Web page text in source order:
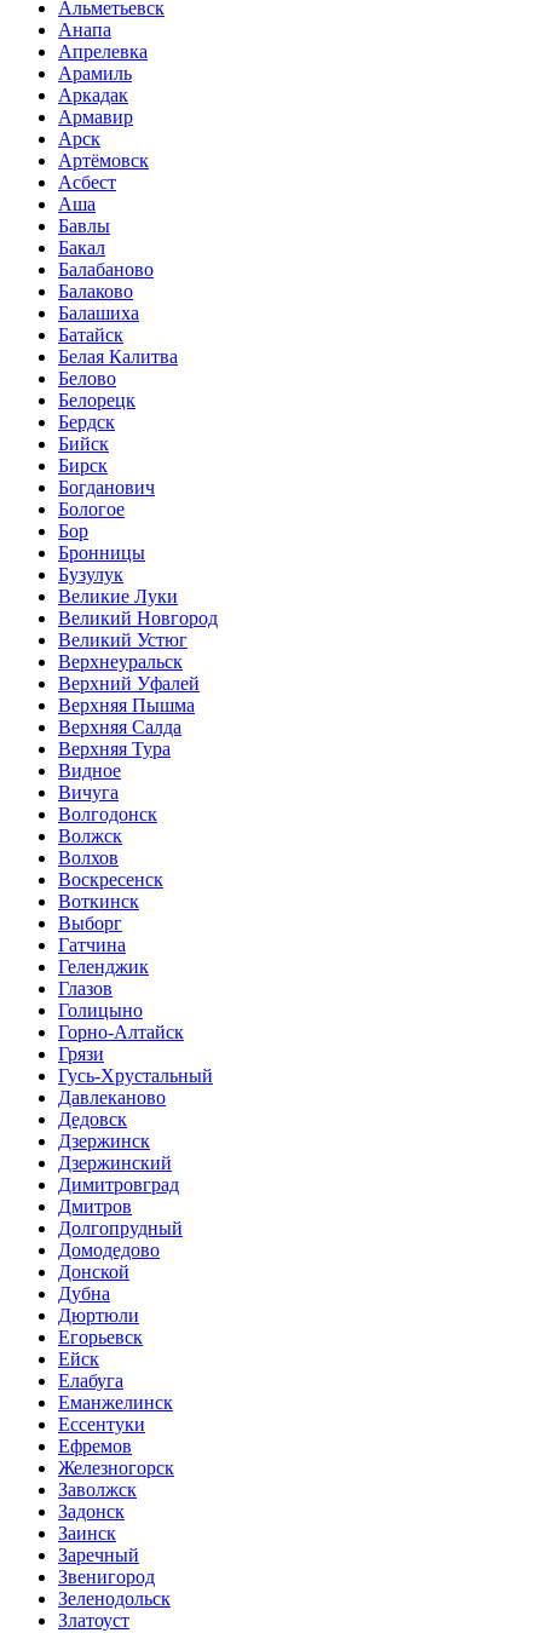
Альметьевск
Анапа
Апрелевка
Арамиль
Аркадак
Армавир
Арск
Артёмовск
Асбест
Аша
Бавлы
Бакал
Балабаново
Балаково
Балашиха
Батайск
Белая Калитва
Белово
Белорецк
Бердск
Бийск
Бирск
Богданович
Бологое
Бор
Бронницы
Бузулук
Великие Луки
Великий Новгород
Великий Устюг
Верхнеуральск
Верхний Уфалей
Верхняя Пышма
Верхняя Салда
Верхняя Тура
Видное
Вичуга
Волгодонск
Волжск
Волхов
Воскресенск
Воткинск
Выборг
Гатчина
Геленджик
Глазов
Голицыно
Горно-Алтайск
Грязи
Гусь-Хрустальный
Давлеканово
Дедовск
Дзержинск
Дзержинский
Димитровград
Дмитров
Долгопрудный
Домодедово
Донской
Дубна
Дюртюли
Егорьевск
Ейск
Елабуга
Еманжелинск
Ессентуки
Ефремов
Железногорск
Заволжск
Задонск
Заинск
Заречный
Звенигород
Зеленодольск
Златоуст